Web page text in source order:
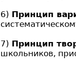
6) Принцип
7) Принцип
школьников,